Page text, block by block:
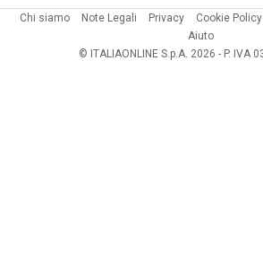
Chi siamo Note Legali Privacy Cookie Policy
Aiuto
© ITALIAONLINE S.p.A. 2026 - P. IVA